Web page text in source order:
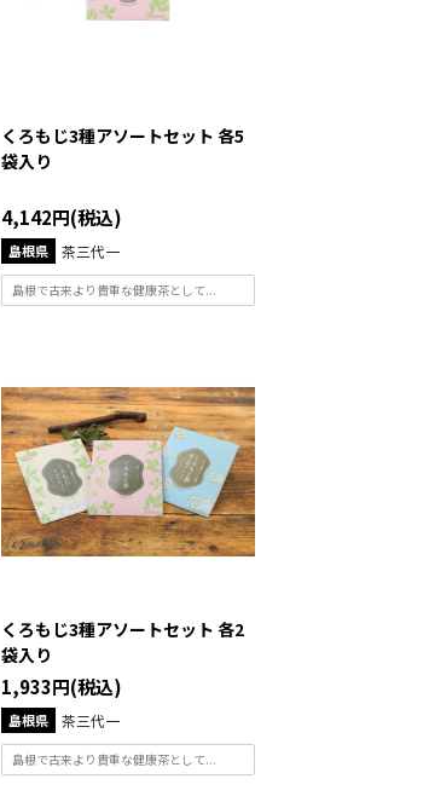
くろもじ3種アソートセット 各5
袋入り
4,142円(税込)
島根県 茶三代一
島根で古来より貴重な健康茶として...
くろもじ3種アソートセット 各2
袋入り
1,933円(税込)
島根県 茶三代一
島根で古来より貴重な健康茶として...